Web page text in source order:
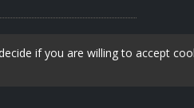
if you are willing to accept